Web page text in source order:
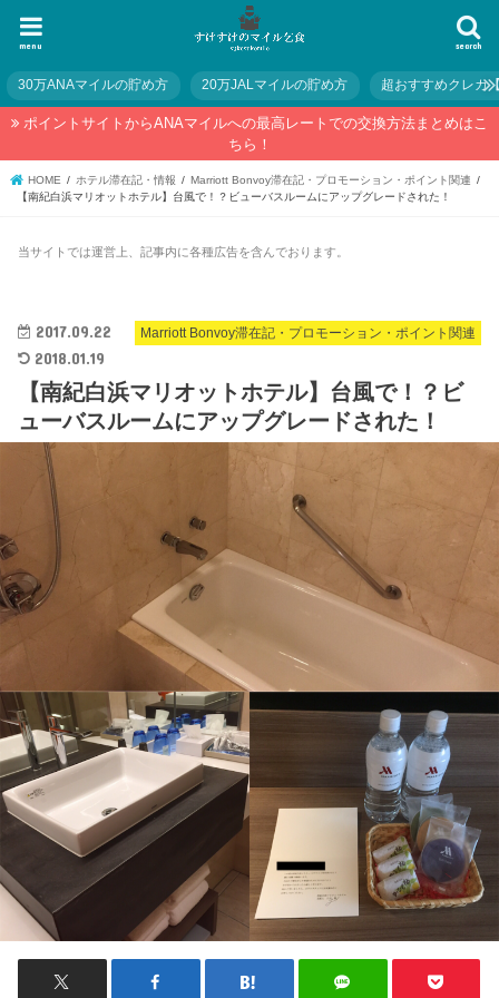
search
menu
30万ANAマイルの貯め方 20万JALマイルの貯め方 超おすすめクレカ
ポイントサイトからANAマイルへの最高レートでの交換方法まとめはこ
ちら！
HOME ホテル滞在記・情報
Marriott Bonvoy滞在記・プロモーション・ポイント関連
【南紀白浜マリオットホテル】台風で！？ビューバスルームにアップグレードされた！
当サイトでは運営上、記事内に各種広告を含んでおります。
Marriott Bonvoy滞在記・プロモーション・ポイント関連
2017.09.22
2018.01.19
【南紀白浜マリオットホテル】台風で！？ビ
ューバスルームにアップグレードされた！